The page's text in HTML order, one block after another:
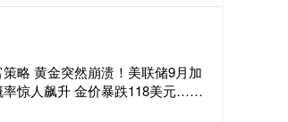
略 黄金突然崩溃！美联储9月加
率惊人飙升 金价暴跌118美元……